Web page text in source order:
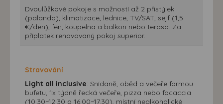
Dvoulůžkové pokoje s možností až 2 přistýlek
(palanda), klimatizace, lednice, TV/SAT, sejf (1,5
€/den), fén, koupelna a balkon nebo terasa. Za
příplatek renovovaný pokoj superior.
Stravování
Light all inclusive: Snídaně, oběd a večeře formou
bufetu, 1x týdně řecká večeře, pizza nebo focaccia
(10.30−12.30 a 16.00−17.30), místní nealkoholické